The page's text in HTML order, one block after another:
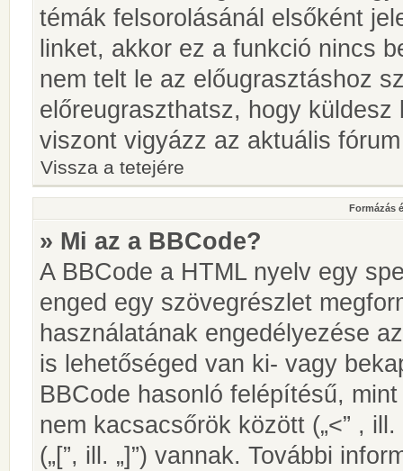
témák felsorolásánál elsőként
linket, akkor ez a funkció nincs
nem telt le az előugrasztáshoz
előreugraszthatsz, hogy
viszont vigyázz az aktuális
Vissza a tetejére
Formázás
» Mi az a BBCode?
A BBCode a HTML nyelv egy
enged egy szövegrészlet
használatának engedélyezése
is lehetőséged van ki- vagy
BBCode hasonló felépítésű,
nem kacsacsőrök között („<” ,
(„[”, ill. „]”) vannak. További